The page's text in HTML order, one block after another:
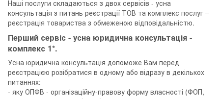
Наші послуги складаються з двох сервісів - усна
консультація з питань реєстрації ТОВ та комплекс послуг –
реєстрація товариства з обмеженою відповідальністю.
Перший сервіс - усна юридична консультація -
комплекс 1*.
Усна юридична консультація допоможе Вам перед
реєстрацією розібратися в одному або відразу в декількох
питаннях:
- яку ОПФВ - організаційну-правову форму власності (ФОП,